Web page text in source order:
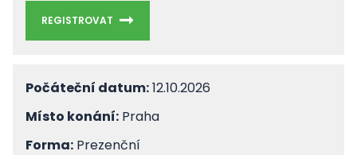
REGISTROVAT
Počáteční datum:12.10.2026
Místo konání: Praha
Forma: Prezenční